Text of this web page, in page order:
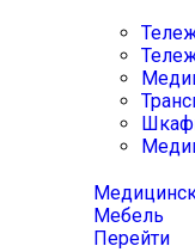
Мебель
Перейти